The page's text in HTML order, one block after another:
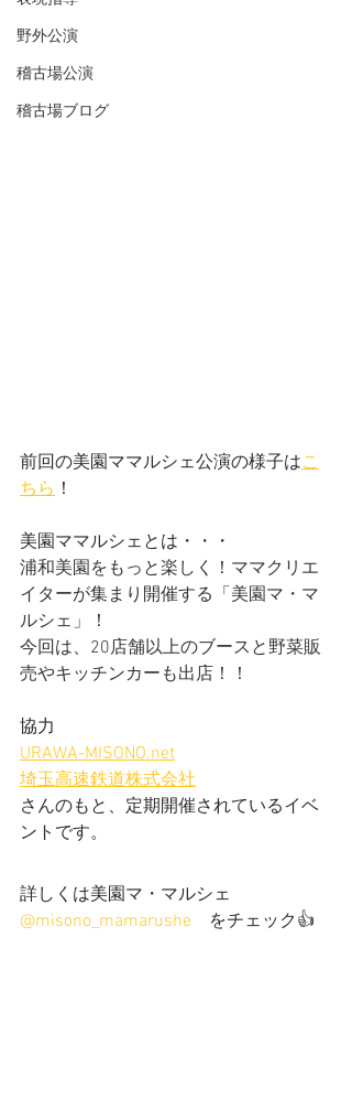
野外公演
稽古場公演
稽古場ブログ
前回の美園ママルシェ公演の様子はこ
ちら ！
美園ママルシェとは・・・
浦和美園をもっと楽しく！ママクリエ
イターが集まり開催する「美園マ・マ
ルシェ」！
今回は、20店舗以上のブースと野菜販
売やキッチンカーも出店！！
協力
URAWA-MISONO.net
埼玉高速鉄道株式会社
さんのもと、定期開催されているイベ
ントです。
詳しくは美園マ・マルシェ
@misono_mamarushe をチェック👍